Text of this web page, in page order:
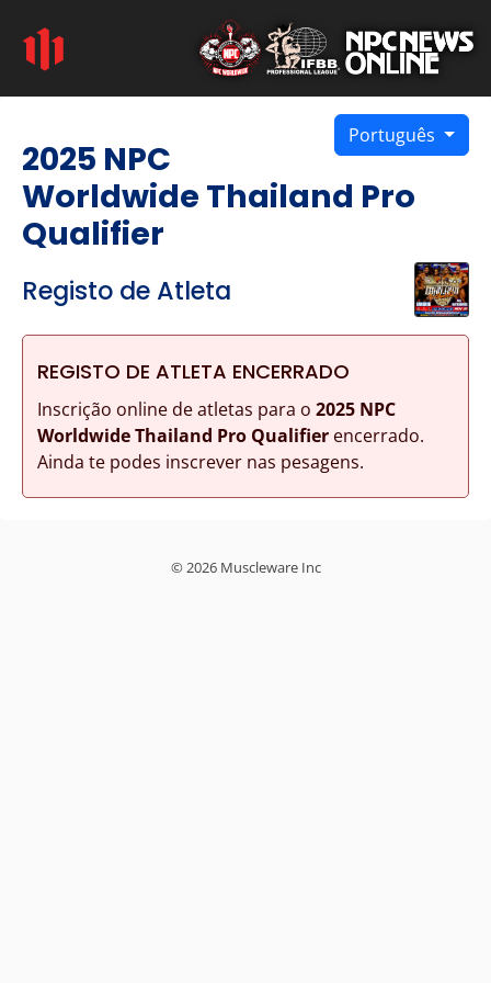
Português
2025 NPC
Worldwide Thailand Pro
Qualifier
Registo de Atleta
REGISTO DE ATLETA ENCERRADO
Inscrição online de atletas para o 2025 NPC
Worldwide Thailand Pro Qualifierencerrado.
Ainda te podes inscrever nas pesagens.
© 2026 Muscleware Inc